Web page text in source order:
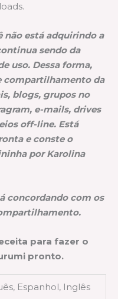
não está adquirindo a
sendo da
uso. Dessa forma,
compartilhamento da
blogs, grupos no
e-mails, drives
off-line. Está
e conste o
por Karolina
concordando com os
para fazer o
pronto.
Espanhol, Inglês